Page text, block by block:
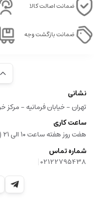
ضمانت اصالت کالا
ضمانت بازگشت وجه
نشانی
تهران - خیابان فرمانیه -
ساعت کاری
هفت روز هفته ساعت ۱۰ الی ۲۱ ( مراجعه حضوری با هماهنگی قبلی )
شماره تماس
02122795438
|